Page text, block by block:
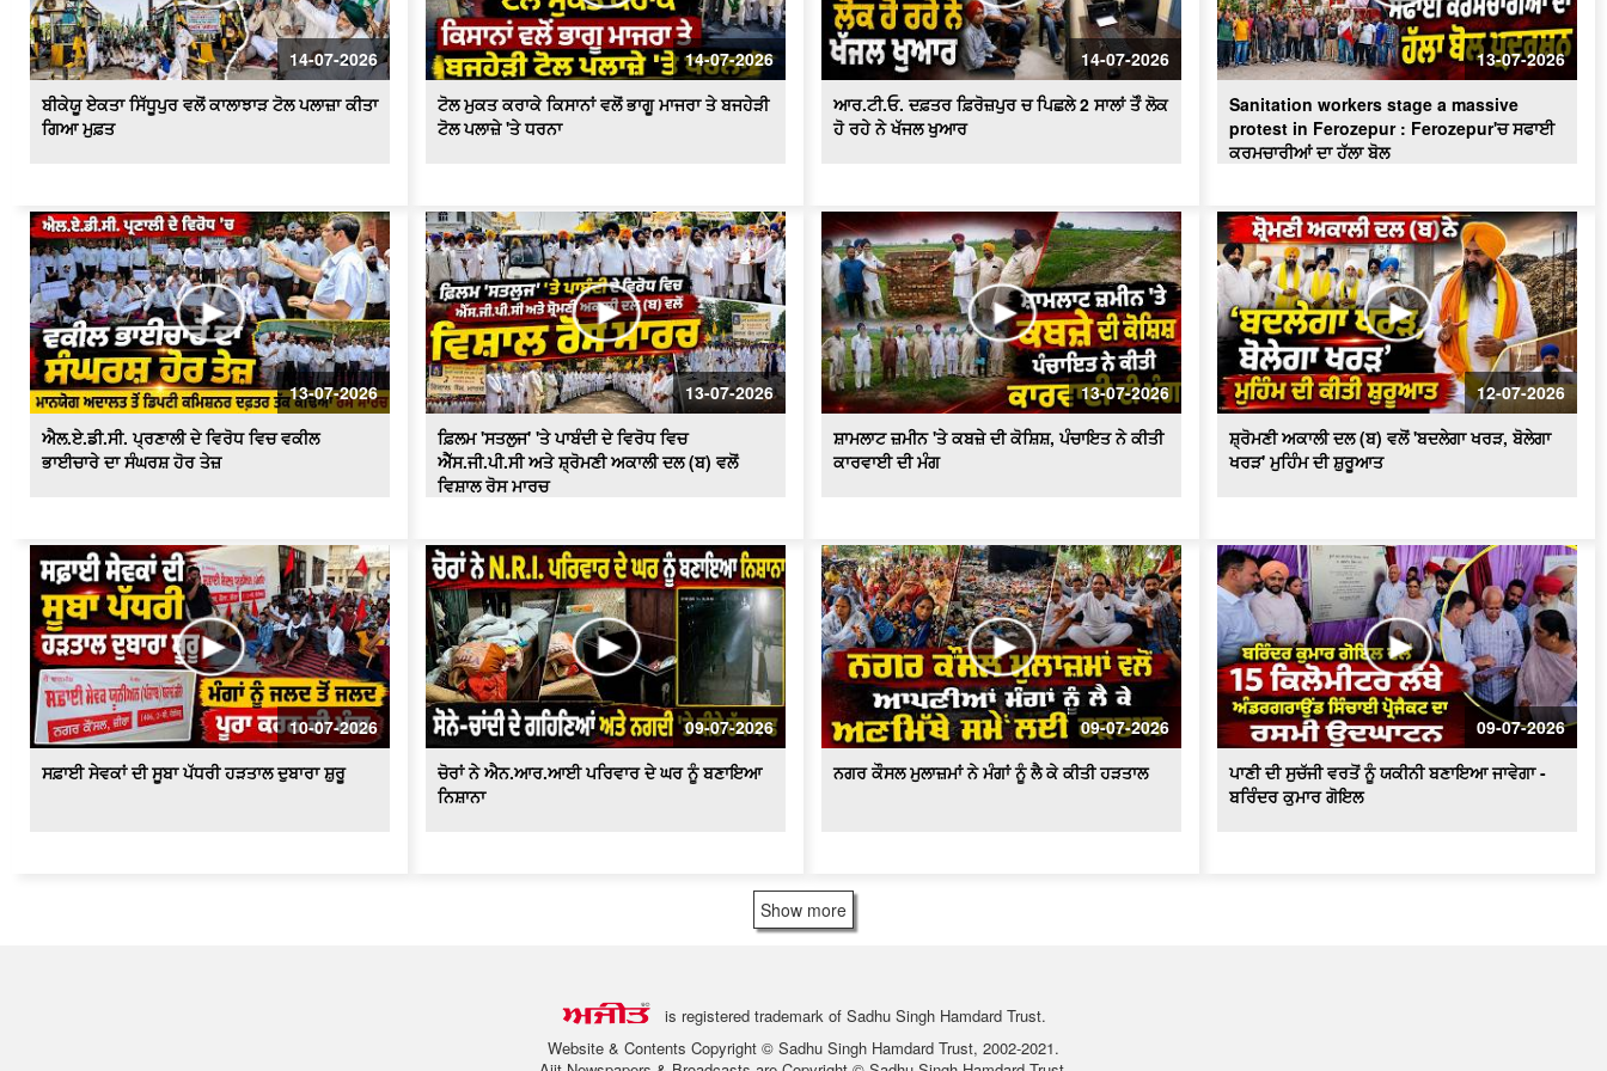
ਪਾਣੀ ਦੀ ਸੁਚੱਜੀ ਵਰਤੋਂ ਨੂੰ ਯਕੀਨੀ ਬਣਾਇਆ
ਜਾਵੇਗਾ - ਬਰਿੰਦਰ ਕੁਮਾਰ ਗੋਇਲ
14-07-2026
ਬੀਕੇਯੂ ਏਕਤਾ ਸਿੱਧੂਪੁਰ ਵਲੋਂ ਕਾਲਾਝਾੜ ਟੋਲ ਪਲਾਜ਼ਾ ਕੀਤਾ
ਗਿਆ ਮੁਫ਼ਤ
14-07-2026
ਟੋਲ ਮੁਕਤ ਕਰਾਕੇ ਕਿਸਾਨਾਂ ਵਲੋਂ ਭਾਗੂ ਮਾਜਰਾ ਤੇ ਬਜਹੇੜੀ
ਟੋਲ ਪਲਾਜ਼ੇ 'ਤੇ ਧਰਨਾ
14-07-2026
ਆਰ.ਟੀ.ਓ. ਦਫ਼ਤਰ ਫ਼ਿਰੋਜ਼ਪੁਰ ਚ ਪਿਛਲੇ 2 ਸਾਲਾਂ ਤੋੰ ਲੋਕ
ਹੋ ਰਹੇ ਨੇ ਖੱਜਲ ਖੁਆਰ
13-07-2026
Sanitation workers stage a massive
protest in Ferozepur : Ferozepur'ਚ ਸਫਾਈ
ਕਰਮਚਾਰੀਆਂ ਦਾ ਹੱਲਾ ਬੋਲ
13-07-2026
ਐਲ.ਏ.ਡੀ.ਸੀ. ਪ੍ਰਣਾਲੀ ਦੇ ਵਿਰੋਧ ਵਿਚ ਵਕੀਲ
ਭਾਈਚਾਰੇ ਦਾ ਸੰਘਰਸ਼ ਹੋਰ ਤੇਜ਼
13-07-2026
ਫ਼ਿਲਮ 'ਸਤਲੁਜ' 'ਤੇ ਪਾਬੰਦੀ ਦੇ ਵਿਰੋਧ ਵਿਚ
ਐੱਸ.ਜੀ.ਪੀ.ਸੀ ਅਤੇ ਸ਼੍ਰੋਮਣੀ ਅਕਾਲੀ ਦਲ (ਬ) ਵਲੋਂ
ਵਿਸ਼ਾਲ ਰੋਸ ਮਾਰਚ
13-07-2026
ਸ਼ਾਮਲਾਟ ਜ਼ਮੀਨ 'ਤੇ ਕਬਜ਼ੇ ਦੀ ਕੋਸ਼ਿਸ਼, ਪੰਚਾਇਤ ਨੇ ਕੀਤੀ
ਕਾਰਵਾਈ ਦੀ ਮੰਗ
12-07-2026
ਸ਼੍ਰੋਮਣੀ ਅਕਾਲੀ ਦਲ (ਬ) ਵਲੋਂ 'ਬਦਲੇਗਾ ਖਰੜ, ਬੋਲੇਗਾ
ਖਰੜ' ਮੁਹਿੰਮ ਦੀ ਸ਼ੁਰੂਆਤ
10-07-2026
ਸਫ਼ਾਈ ਸੇਵਕਾਂ ਦੀ ਸੂਬਾ ਪੱਧਰੀ ਹੜਤਾਲ ਦੁਬਾਰਾ ਸ਼ੁਰੂ
09-07-2026
ਚੋਰਾਂ ਨੇ ਐਨ.ਆਰ.ਆਈ ਪਰਿਵਾਰ ਦੇ ਘਰ ਨੂੰ ਬਣਾਇਆ
ਨਿਸ਼ਾਨਾ
09-07-2026
ਨਗਰ ਕੌਸਲ ਮੁਲਾਜ਼ਮਾਂ ਨੇ ਮੰਗਾਂ ਨੂੰ ਲੈ ਕੇ ਕੀਤੀ ਹੜਤਾਲ
09-07-2026
ਪਾਣੀ ਦੀ ਸੁਚੱਜੀ ਵਰਤੋਂ ਨੂੰ ਯਕੀਨੀ ਬਣਾਇਆ ਜਾਵੇਗਾ -
ਬਰਿੰਦਰ ਕੁਮਾਰ ਗੋਇਲ
Show more
is registered trademark of Sadhu Singh Hamdard Trust.
Website & Contents Copyright © Sadhu Singh Hamdard Trust, 2002-2021.